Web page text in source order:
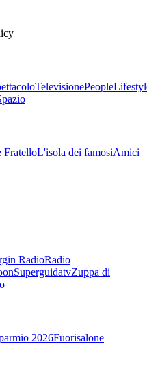
TelevisionePeople
FratelloL'isola dei famosiAmici
RadioRadio
SuperguidatvZuppa di
2026Fuorisalone